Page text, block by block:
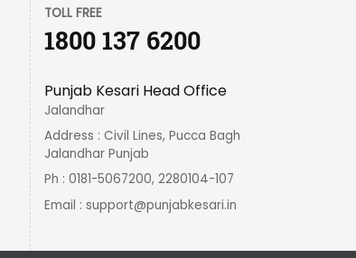
TOLL FREE
1800 137 6200
Punjab Kesari Head Office
Jalandhar
Address : Civil Lines, Pucca Bagh
Jalandhar Punjab
Ph : 0181-5067200, 2280104-107
Email :support@punjabkesari.in